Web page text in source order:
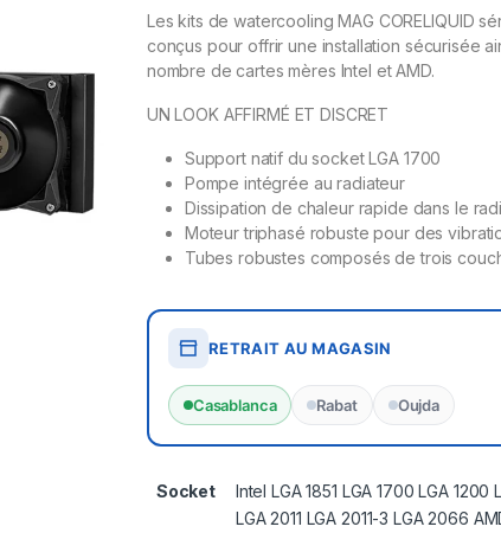
Les kits de watercooling MAG CORELIQUID
conçus pour offrir une installation sécurisée
nombre de cartes mères Intel et AMD.
UN LOOK AFFIRMÉ ET DISCRET
Support natif du socket LGA 1700
Pompe intégrée au radiateur
Dissipation de chaleur rapide dans le
Moteur triphasé robuste pour des
Tubes robustes composés de trois
RETRAIT AU MAGASIN
Casablanca Rabat Oujda
Socket
Intel LGA 1851 LGA 1700 LGA 1200
LGA 2011 LGA 2011-3 LGA 2066